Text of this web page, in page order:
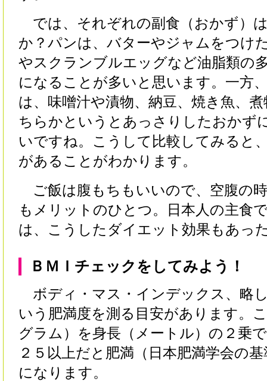
では、それぞれの副食（おかず）
か？パンは、バターやジャムをつけ
やスクランブルエッグなど油脂類の
になることが多いと思います。一方
は、味噌汁や漬物、納豆、焼き魚、
ちらかというとあっさりしたおかず
いですね。こうして比較してみると
があることがわかります。
ご飯は腹もちもいいので、空腹の
もメリットのひとつ。日本人の主食
は、こうしたダイエット効果もあっ
ＢＭＩチェックをしてみよう！
ボディ・マス・インデックス、略
いう肥満度を測る目安があります。
グラム）を身長（メートル）の２乗
２５以上だと肥満（日本肥満学会の
になります。